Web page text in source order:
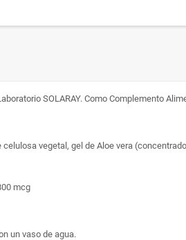
SOLARAY. Como Complemento
vegetal, gel de Aloe vera
mcg
un vaso de agua.